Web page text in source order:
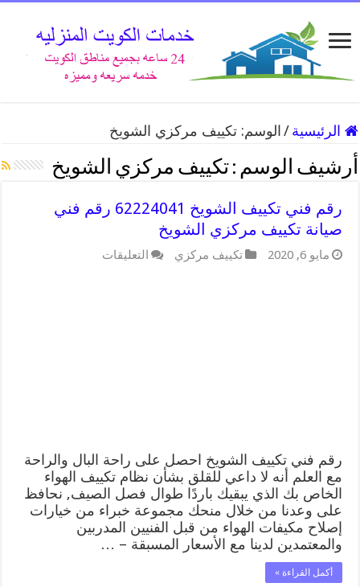
الرئيسية / الوسم:تكييف مركزي الشويخ
أرشيف الوسم :تكييف مركزي الشويخ
رقم فني تكييف الشويخ 62224041 رقم فني
صيانة تكييف مركزي الشويخ
مايو 6, 2020 تكييف مركزي التعليقات
رقم فني تكييف الشويخ احصل على راحة البال والراحة
مع العلم أنه لا داعي للقلق بشأن نظام تكييف الهواء
الخاص بك الذي يبقيك باردًا طوال فصل الصيف, نحافظ
على وعدنا من خلال منحك مجموعة خبراء من خيارات
إصلاح مكيفات الهواء من قبل الفنيين المدربين
والمعتمدين لدينا مع الأسعار المسبقة – …
أكمل القراءة »